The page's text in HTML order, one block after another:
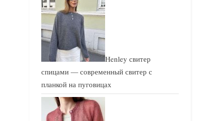
Henley свитер
спицами — современный свитер с
планкой на пуговицах